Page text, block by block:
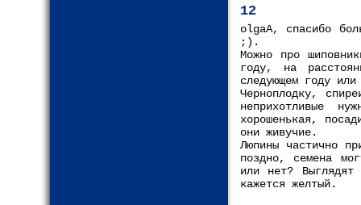
12
olgaA, спасибо
;).
Можно про
году, на
следующем году
Черноплодку,
неприхотливые
хорошенькая,
они живучие.
Люпины частично
поздно, семена
или нет?
кажется желтый.